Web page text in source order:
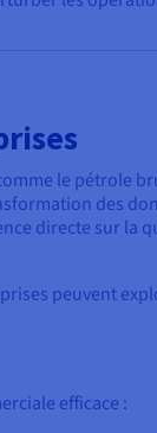
le pétrole
des
directe sur la
peuvent
efficace :